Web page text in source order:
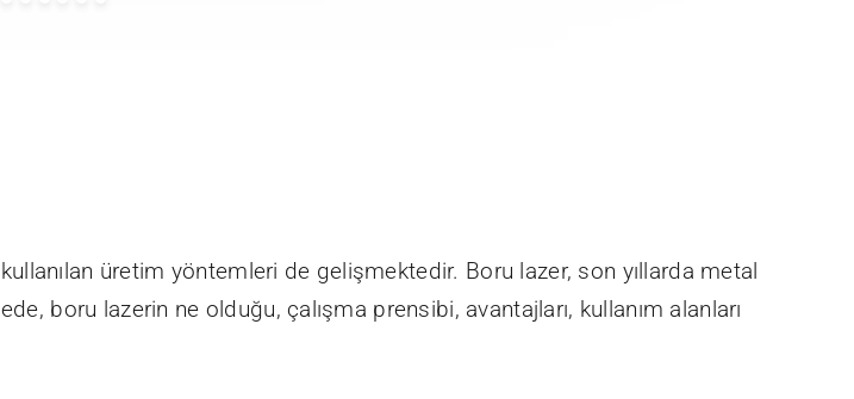
üretim yöntemleri de gelişmektedir. Boru lazer, son yıllarda metal
boru lazerin ne olduğu, çalışma prensibi, avantajları, kullanım alanları